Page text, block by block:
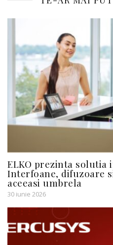
ELKO prezinta solutia
Interfoane, difuzoare
aceeasi umbrela
30 iunie 2026